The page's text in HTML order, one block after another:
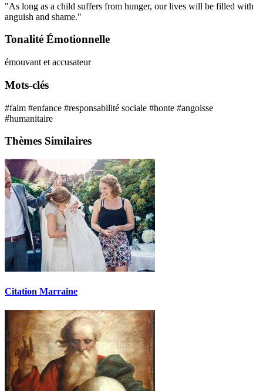
"As long as a child suffers from hunger, our lives will be filled with
anguish and shame."
Tonalité Émotionnelle
émouvant et accusateur
Mots-clés
#faim #enfance #responsabilité sociale #honte #angoisse
#humanitaire
Thèmes Similaires
Citation Marraine